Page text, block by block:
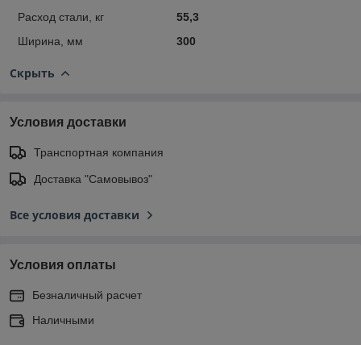
Расход стали, кг
55,3
Ширина, мм
300
Скрыть
Условия доставки
Транспортная компания
Доставка "Самовывоз"
Все условия доставки
Условия оплаты
Безналичный расчет
Наличными